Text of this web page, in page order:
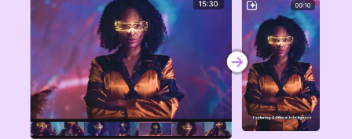
Teksti ja äänet
Automaattiset tekstitykset
Tekstitysmallit
Markkinointi
Elämäntapa ja vlogit
Mukautettu suunnittelu
Lisää
Yritysmallit
Toimialamallit
Yhteenvetomallit
Ohje
Luottamuskeskus
Ohjekeskus
Uutishuone